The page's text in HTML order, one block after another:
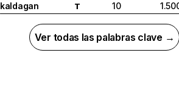
kaldagan
T 10
Ver todas las palabras clave →